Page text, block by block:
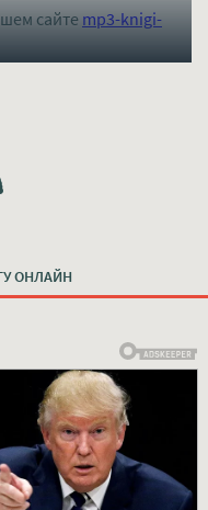
сайте mp3-knigi-
ОНЛАЙН